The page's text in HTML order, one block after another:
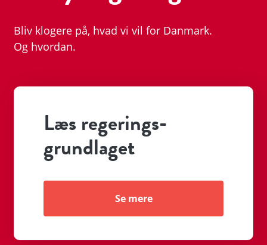
Bliv klogere på, hvad vi vil for Danmark.
Og hvordan.
Læs regerings­
grundlaget
Se mere